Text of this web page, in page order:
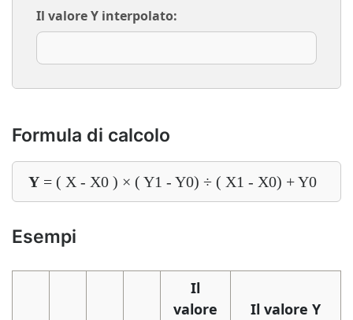
Il valore Y interpolato:
Formula di calcolo
Y = ( X - X0 ) × ( Y1 - Y0) ÷ ( X1 - X0) + Y0
Esempi
Il
valore
Il valore Y